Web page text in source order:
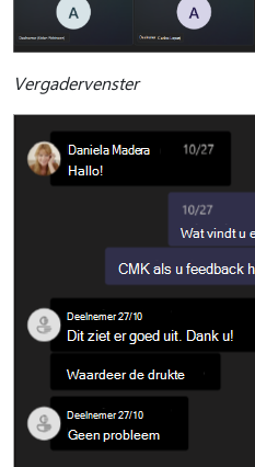
Vergadervenster